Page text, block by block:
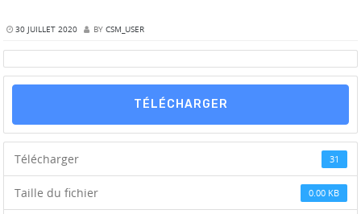
30 JUILLET 2020 BY CSM_USER
TÉLÉCHARGER
Télécharger 31
Taille du fichier 0.00 KB